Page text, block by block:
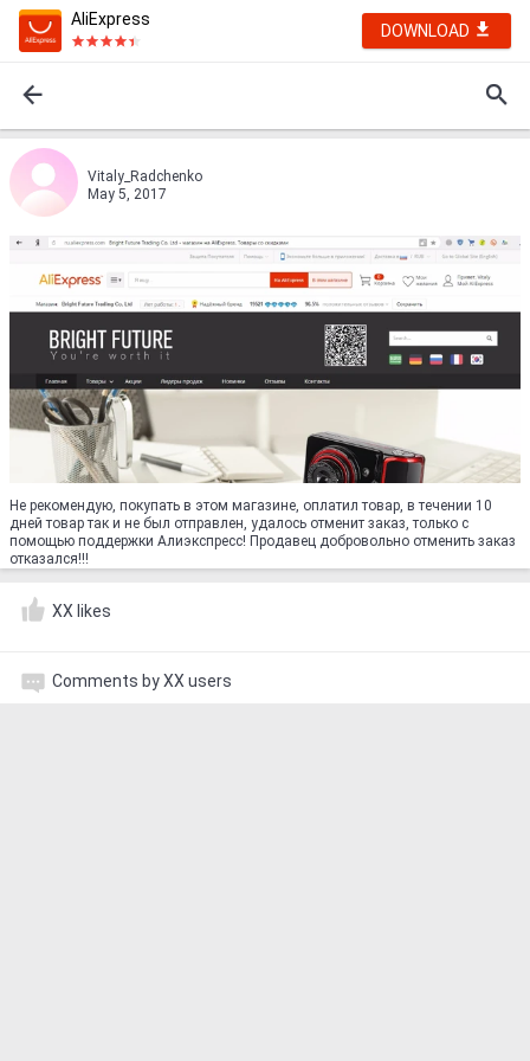
AliExpress
DOWNLOAD
Vitaly_Radchenko
May 5, 2017
Не рекомендую, покупать в этом магазине, оплатил товар, в течении 10
дней товар так и не был отправлен, удалось отменит заказ, только с
помощью поддержки Алиэкспресс! Продавец добровольно отменить заказ
отказался!!!
XX likes
Comments by XX users